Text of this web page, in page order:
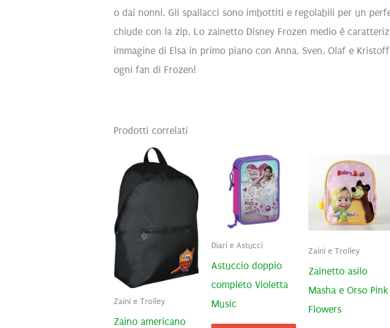
o dai nonni. Gli spallacci sono imbottiti e regolabili per un
chiude con la zip. Lo zainetto Disney Frozen medio è
immagine di Elsa in primo piano con Anna, Sven, Olaf e
ogni fan di Frozen!
Prodotti correlati
Zaini e Trolley
Zaino americano
Diari e Astucci
Astuccio doppio
completo Violetta
Music
Zaini e Trolley
Zainetto asilo
Masha e Orso Pink
Flowers